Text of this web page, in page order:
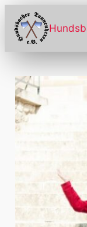
Zum
Inhalt
springen